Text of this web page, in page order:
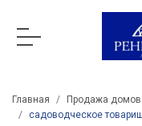
Главная
Продажа домов
садоводческое